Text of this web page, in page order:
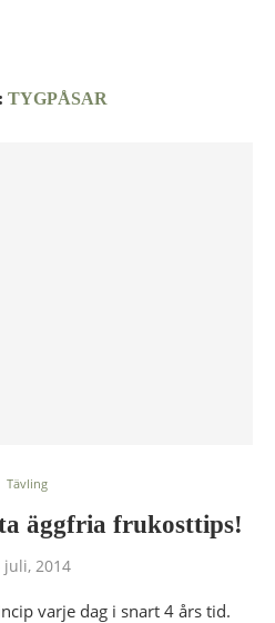
TYGPÅSAR
Tävling
äggfria frukosttips!
juli, 2014
varje dag i snart 4 års tid.